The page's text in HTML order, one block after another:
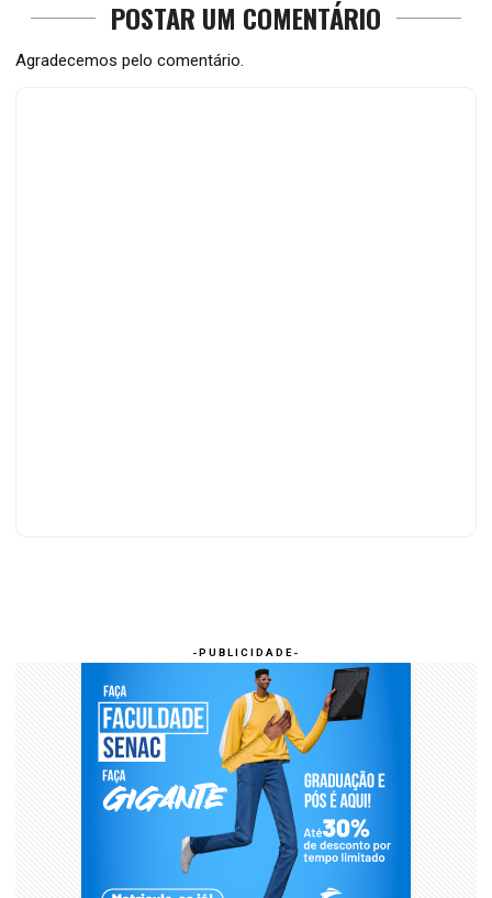
POSTAR UM COMENTÁRIO
Agradecemos pelo comentário.